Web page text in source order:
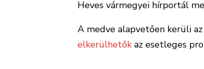
Heves vármegyei hírportál
A medve alapvetően kerüli
elkerülhetők az esetleges